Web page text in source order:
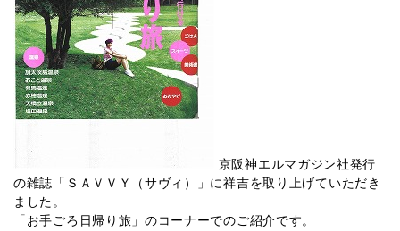
京阪神エルマガジン社発行
の雑誌「ＳＡＶＶＹ（サヴィ）」に祥吉を取り上げていただき
ました。
「お手ごろ日帰り旅」のコーナーでのご紹介です。